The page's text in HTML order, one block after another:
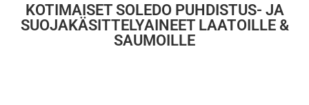
KOTIMAISET SOLEDO PUHDISTUS- JA
SUOJAKÄSITTELYAINEET LAATOILLE &
SAUMOILLE